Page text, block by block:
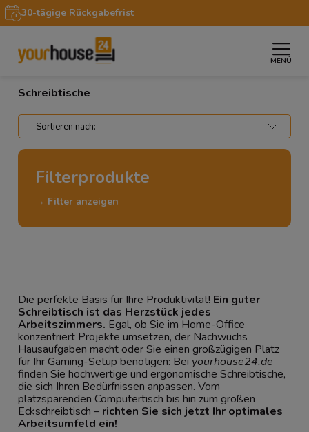
30-tägige Rückgabefrist
MENÜ
Startseite » Möbel
Schreibtische
Filterprodukte
→ Filter anzeigen
Die perfekte Basis für Ihre Produktivität! Ein guter
Schreibtisch ist das Herzstück jedes
Arbeitszimmers. Egal, ob Sie im Home-Office
konzentriert Projekte umsetzen, der Nachwuchs
Hausaufgaben macht oder Sie einen großzügigen Platz
für Ihr Gaming-Setup benötigen: Bei yourhouse24.de
finden Sie hochwertige und ergonomische Schreibtische,
die sich Ihren Bedürfnissen anpassen. Vom
platzsparenden Computertisch bis hin zum großen
Eckschreibtisch – richten Sie sich jetzt Ihr optimales
Arbeitsumfeld ein!